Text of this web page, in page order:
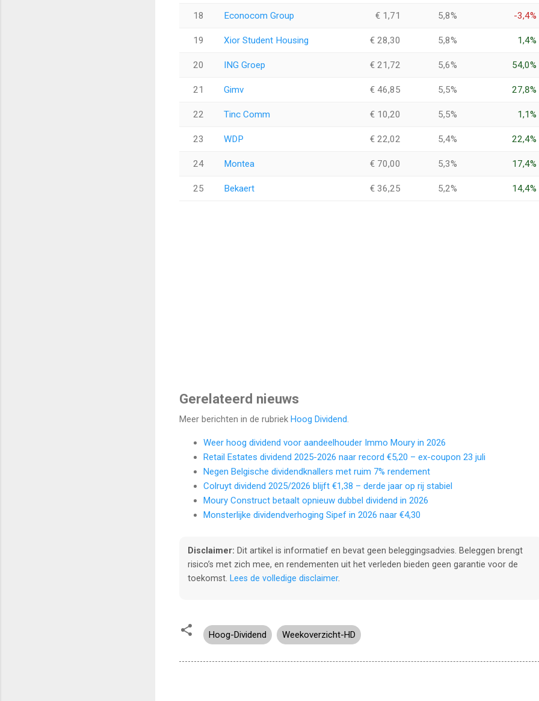
18 Econocom Group € 1,71 5,8% -3,4%
19 Xior Student Housing € 28,30 5,8% 1,4%
20 ING Groep € 21,72 5,6% 54,0%
21 Gimv € 46,85 5,5% 27,8%
22 Tinc Comm € 10,20 5,5% 1,1%
23 WDP € 22,02 5,4% 22,4%
24 Montea € 70,00 5,3% 17,4%
25 Bekaert € 36,25 5,2% 14,4%
Gerelateerd nieuws
Meer berichten in de rubriek Hoog Dividend.
Weer hoog dividend voor aandeelhouder Immo Moury in 2026
Retail Estates dividend 2025-2026 naar record €5,20 – ex-coupon 23 juli
Negen Belgische dividendknallers met ruim 7% rendement
Colruyt dividend 2025/2026 blijft €1,38 – derde jaar op rij stabiel
Moury Construct betaalt opnieuw dubbel dividend in 2026
Monsterlijke dividendverhoging Sipef in 2026 naar €4,30
Disclaimer: Dit artikel is informatief en bevat geen beleggingsadvies. Beleggen brengt
risico’s met zich mee, en rendementen uit het verleden bieden geen garantie voor de
toekomst. Lees de volledige disclaimer.
Hoog-Dividend Weekoverzicht-HD